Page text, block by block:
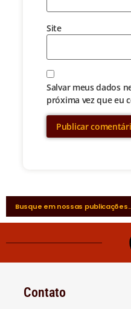
Site
Salvar meus dados
próxima vez que eu
Contato